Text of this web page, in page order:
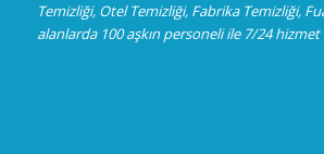
Temizliği, Otel Temizliği, Fabrika Temizliği,
alanlarda 100 aşkın personeli ile 7/24